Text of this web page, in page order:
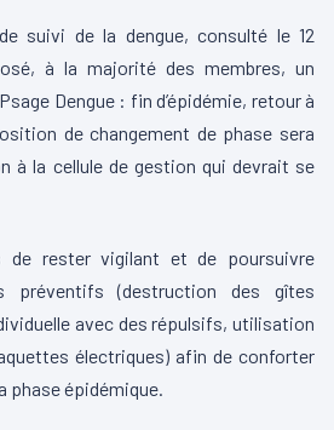
suivi de la dengue, consulté le 12
à la majorité des membres, un
Dengue : fin d’épidémie, retour à
de changement de phase sera
à la cellule de gestion qui devrait se
de rester vigilant et de poursuivre
préventifs (destruction des gîtes
avec des répulsifs, utilisation
électriques) afin de conforter
phase épidémique.